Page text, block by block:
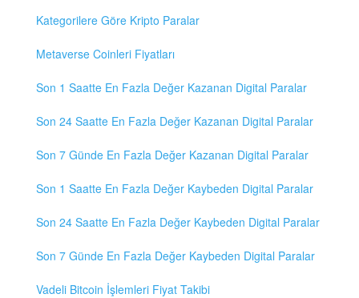
Kategorilere Göre Kripto Paralar
Metaverse Coinleri Fiyatları
Son 1 Saatte En Fazla Değer Kazanan Digital Paralar
Son 24 Saatte En Fazla Değer Kazanan Digital Paralar
Son 7 Günde En Fazla Değer Kazanan Digital Paralar
Son 1 Saatte En Fazla Değer Kaybeden Digital Paralar
Son 24 Saatte En Fazla Değer Kaybeden Digital Paralar
Son 7 Günde En Fazla Değer Kaybeden Digital Paralar
Vadeli Bitcoin İşlemleri Fiyat Takibi